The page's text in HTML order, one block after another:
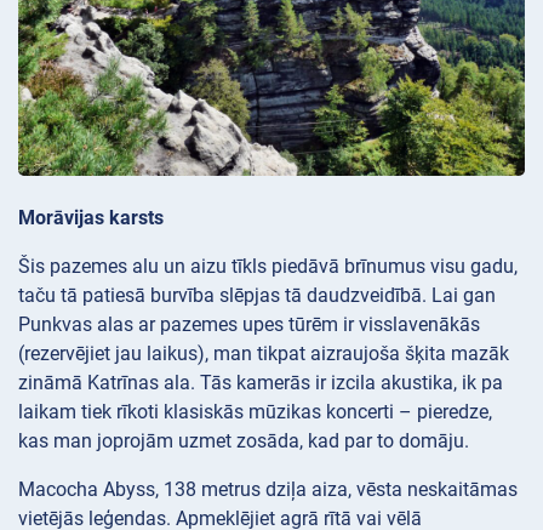
Morāvijas karsts
Šis pazemes alu un aizu tīkls piedāvā brīnumus visu gadu,
taču tā patiesā burvība slēpjas tā daudzveidībā. Lai gan
Punkvas alas ar pazemes upes tūrēm ir visslavenākās
(rezervējiet jau laikus), man tikpat aizraujoša šķita mazāk
zināmā Katrīnas ala. Tās kamerās ir izcila akustika, ik pa
laikam tiek rīkoti klasiskās mūzikas koncerti – pieredze,
kas man joprojām uzmet zosāda, kad par to domāju.
Macocha Abyss, 138 metrus dziļa aiza, vēsta neskaitāmas
vietējās leģendas. Apmeklējiet agrā rītā vai vēlā